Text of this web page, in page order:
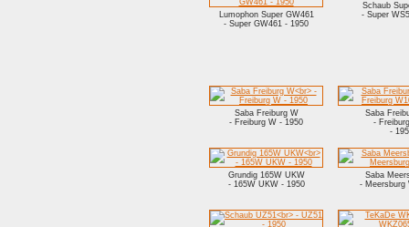
Lumophon Super GW461
- Super GW461 - 1950
Schaub
- Super
Saba Freiburg W
- Freiburg W - 1950
Saba
-
-
Grundig 165W UKW
- 165W UKW - 1950
Saba
- Meersburg